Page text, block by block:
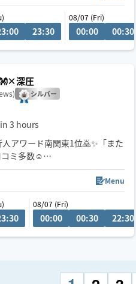
ャットは場所詳細・日時を記
と施術時間↓
23:30
08/07 (Fri)
00:00 00:30
深圧
シルバー
3 hours
アワード南関東1位🙇✨「また
コミ多数☺️
真摯に向き合っています。
由は…
Menu
08/07 (Fri)
00:00 00:30 22:30